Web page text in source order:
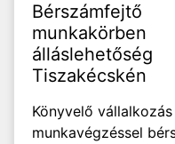
Bérszámfejtő
munkakörben
álláslehetőség
Tiszakécskén
Könyvelő
munkavégzéssel